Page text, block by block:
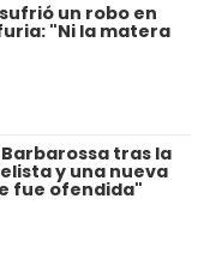
un robo en
"Ni la matera
tras la
y una nueva
fue ofendida"